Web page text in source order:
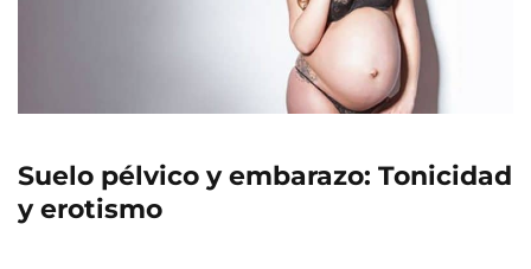
Suelo pélvico y embarazo: Tonicidad
y erotismo